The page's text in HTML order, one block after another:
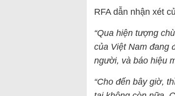
RFA dẫn nhận xét
“Qua hiện tượng
của Việt Nam đang
người, và báo hiệu
“Cho đến bây giờ,